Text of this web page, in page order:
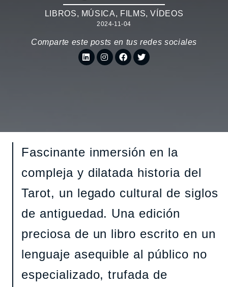
LIBROS, MÚSICA, FILMS, VÍDEOS
2024-11-04
Comparte este posts en tus redes sociales
Fascinante inmersión en la
compleja y dilatada historia del
Tarot, un legado cultural de siglos
de antiguedad. Una edición
preciosa de un libro escrito en un
lenguaje asequible al público no
especializado, trufada de